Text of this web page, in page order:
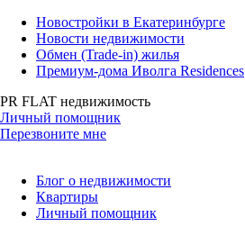
Новостройки в Екатеринбурге
Новости недвижимости
Обмен (Trade-in) жилья
Премиум-дома Иволга Residences
PR FLAT недвижимость
Личный помощник
Перезвоните мне
Блог о недвижимости
Квартиры
Личный помощник